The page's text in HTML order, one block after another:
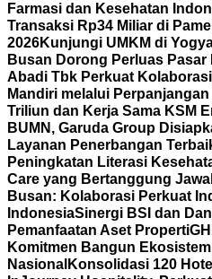
Farmasi dan Kesehatan
Transaksi Rp34 Miliar di
2026Kunjungi UMKM di
Busan Dorong Perluas Pasar
Abadi Tbk Perkuat
Mandiri melalui
Triliun dan Kerja Sama KSM
BUMN, Garuda Group
Layanan Penerbangan
Peningkatan Literasi
Care yang Bertanggung
Busan: Kolaborasi Perkuat
IndonesiaSinergi BSI dan
Pemanfaatan Aset Properti
Komitmen Bangun
Nasional Konsolidasi 120